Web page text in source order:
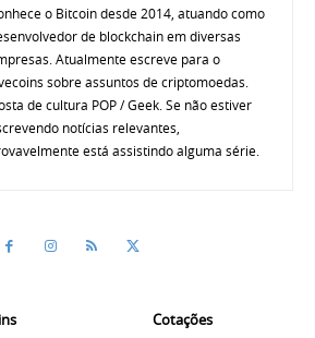
o Bitcoin desde 2014, atuando como
de blockchain em diversas
Atualmente escreve para o
sobre assuntos de criptomoedas.
de cultura POP / Geek. Se não estiver
notícias relevantes,
está assistindo alguma série.
Cotações